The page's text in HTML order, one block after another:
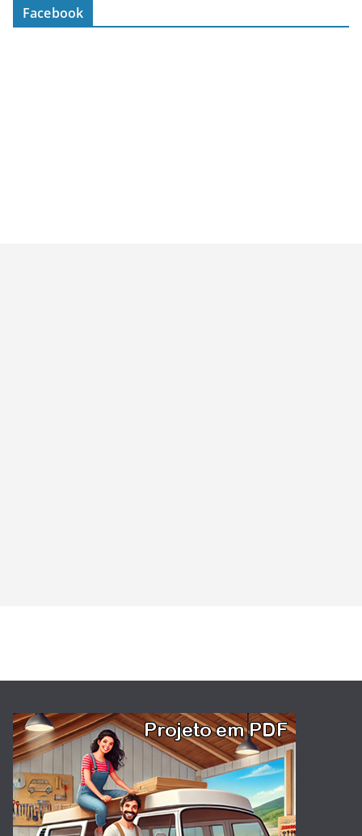
Facebook